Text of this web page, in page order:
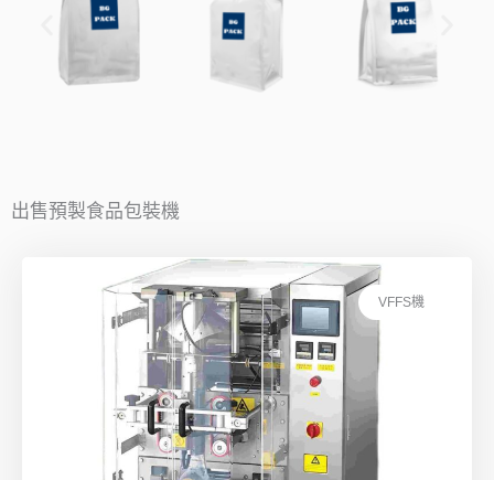
出售預製食品包裝機
VFFS機